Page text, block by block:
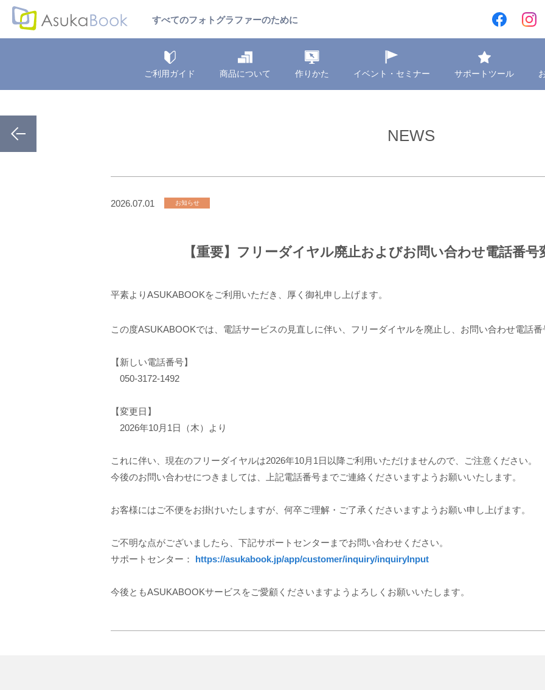
すべてのフォトグラファーのために
ご利用ガイド 商品について 作りかた イベント・セミナー サポートツール
NEWS
2026.07.01 お知らせ
【重要】フリーダイヤル廃止およびお問い合わせ電話番
平素よりASUKABOOKをご利用いただき、厚く御礼申し上げます。
この度ASUKABOOKでは、電話サービスの見直しに伴い、フリーダイヤルを廃止し、お問い合わせ電話番
【新しい電話番号】
050-3172-1492
【変更日】
2026年10月1日（木）より
これに伴い、現在のフリーダイヤルは2026年10月1日以降ご利用いただけませんので、ご注意ください。
今後のお問い合わせにつきましては、上記電話番号までご連絡くださいますようお願いいたします。
お客様にはご不便をお掛けいたしますが、何卒ご理解・ご了承くださいますようお願い申し上げます。
ご不明な点がございましたら、下記サポートセンターまでお問い合わせください。
サポートセンター： https://asukabook.jp/app/customer/inquiry/inquiryInput
今後ともASUKABOOKサービスをご愛顧くださいますようよろしくお願いいたします。